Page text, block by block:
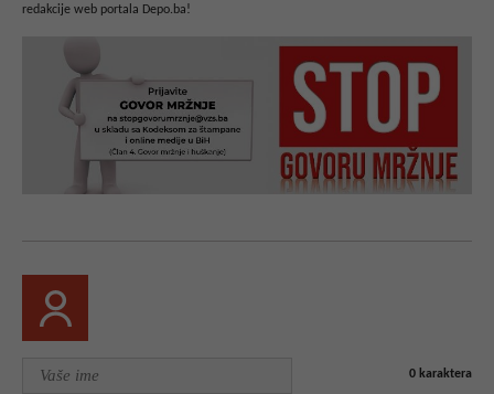
redakcije web portala Depo.ba!
0 karaktera